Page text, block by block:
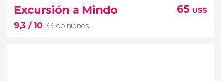
907 opiniones
conoced todos los secretos de su
Excursión a Mindo
9,3 / 10 33 opiniones
65 US$